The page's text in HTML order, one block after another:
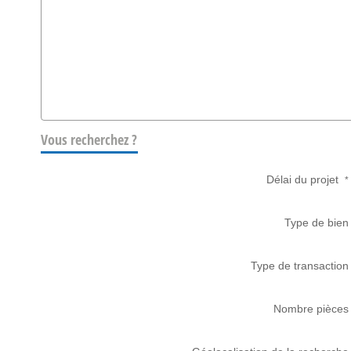
Vous recherchez ?
Délai du projet*
Type de bien
Type de transaction
Nombre pièces